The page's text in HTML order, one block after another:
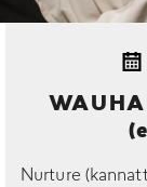
Nurture